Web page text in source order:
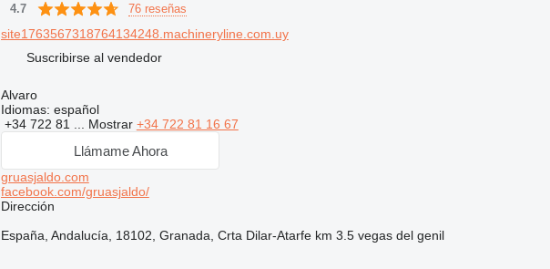
4.7 76 reseñas
site1763567318764134248.machineryline.com.uy
Suscribirse al vendedor
Alvaro
Idiomas: español
+34 722 81 ... Mostrar +34 722 81 16 67
Llámame Ahora
gruasjaldo.com
facebook.com/gruasjaldo/
Dirección
España, Andalucía, 18102, Granada, Crta Dilar-Atarfe km 3.5 vegas del genil